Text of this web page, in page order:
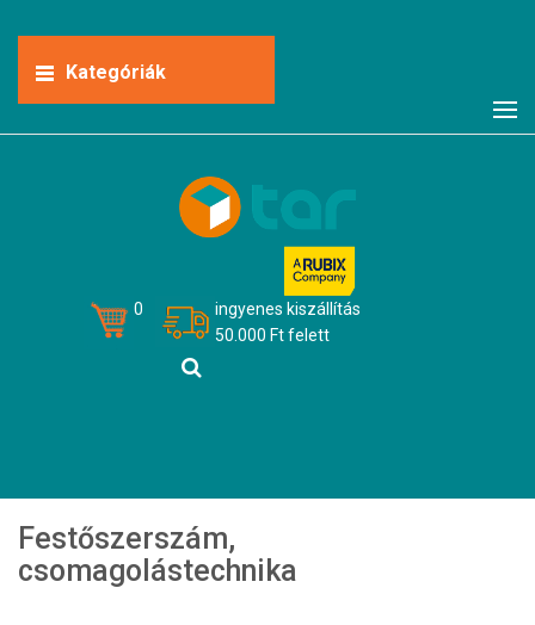
Kategóriák
0
ingyenes kiszállítás
50.000 Ft felett
Festőszerszám,
csomagolástechnika